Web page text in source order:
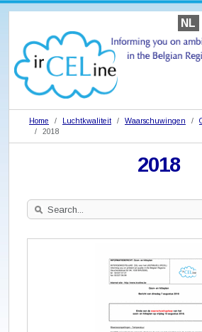
NL
Home Luchtkwaliteit Waarschuwingen
2018
2018
Search
Site